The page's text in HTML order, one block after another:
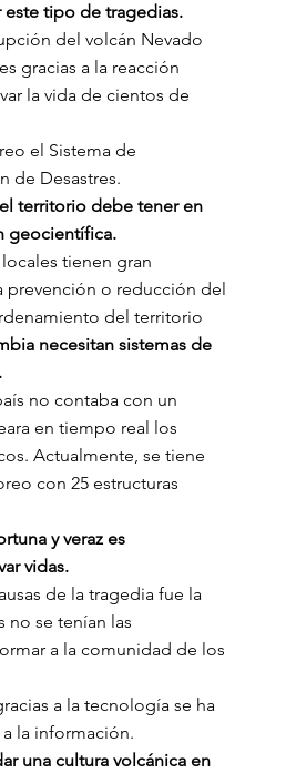
este tipo de tragedias.
del volcán Nevado
gracias a la reacción
la vida de cientos de
el Sistema de
de Desastres.
territorio debe tener en
geocientífica.
tienen gran
prevención o reducción del
del territorio
necesitan sistemas de
no contaba con un
en tiempo real los
Actualmente, se tiene
con 25 estructuras
y veraz es
vidas.
de la tragedia fue la
no se tenían las
a la comunidad de los
a la tecnología se ha
la información.
una cultura volcánica en